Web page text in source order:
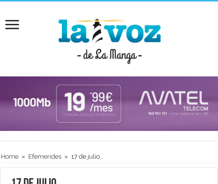
Home » Efemerides » 17 de julio…